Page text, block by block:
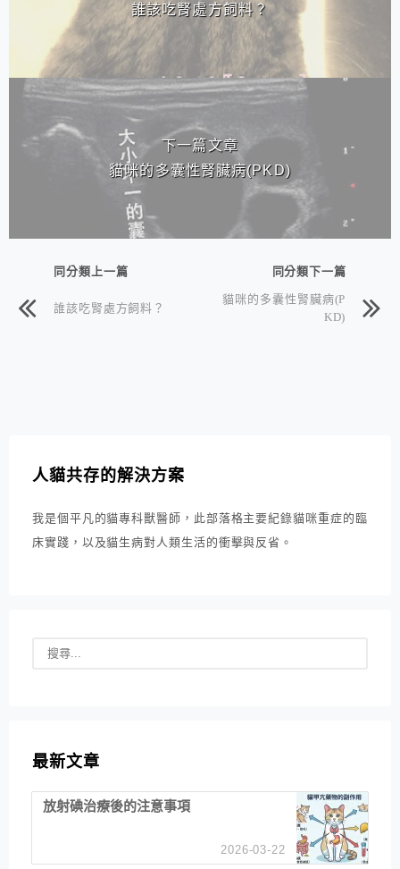
誰該吃腎處方飼料？
下一篇文章
貓咪的多囊性腎臟病(PKD)
同分類上一篇
誰該吃腎處方飼料？
同分類下一篇
貓咪的多囊性腎臟病(P
KD)
人貓共存的解決方案
我是個平凡的貓專科獸醫師，此部落格主要紀錄貓咪重症的臨
床實踐，以及貓生病對人類生活的衝擊與反省。
最新文章
放射碘治療後的注意事項
2026-03-22